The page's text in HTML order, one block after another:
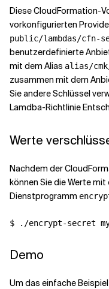
Diese CloudFormation-
vorkonfigurierten
public/lambdas/cfn-
benutzerdefinierte
mit dem Alias alias/
zusammen mit dem
Sie andere Schlüssel
Lamdba-Richtlinie
Werte
Nachdem der
können Sie die Werte
Dienstprogramm
Demo
Um das einfache